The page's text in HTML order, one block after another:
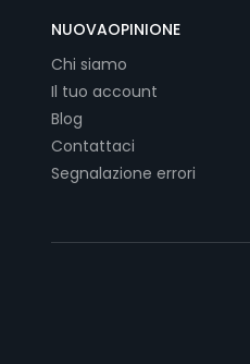
NUOVAOPINIONE
Chi siamo
Il tuo account
Blog
Contattaci
Segnalazione errori